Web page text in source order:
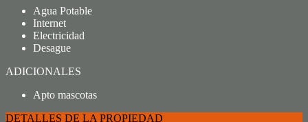
Agua Potable
Internet
Electricidad
Desague
ADICIONALES
Apto mascotas
DETALLES DE LA PROPIEDAD